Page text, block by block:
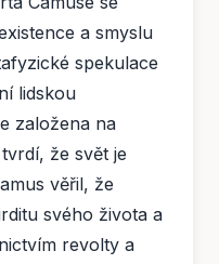
a smyslu
spekulace
lidskou
založena na
že svět je
věřil, že
svého života a
revolty a